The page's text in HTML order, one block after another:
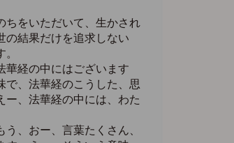
ちをいただいて、生かされ
の結果だけを追求しない
華経の中にはございます
で、法華経のこうした、思
、法華経の中には、わた
、おー、言葉たくさん、